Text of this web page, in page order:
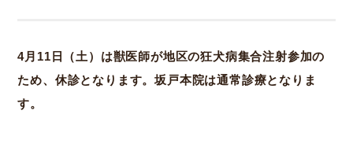
4月11日（土）は獣医師が地区の狂犬病集合注射参加の
ため、休診となります。坂戸本院は通常診療となりま
す。